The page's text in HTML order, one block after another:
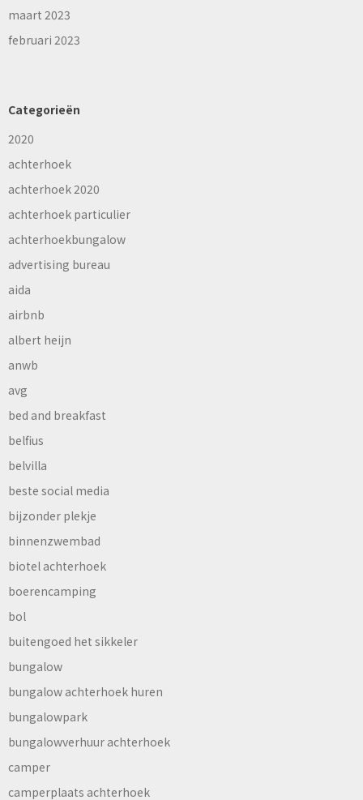
maart 2023
februari 2023
Categorieën
2020
achterhoek
achterhoek 2020
achterhoek particulier
achterhoekbungalow
advertising bureau
aida
airbnb
albert heijn
anwb
avg
bed and breakfast
belfius
belvilla
beste social media
bijzonder plekje
binnenzwembad
biotel achterhoek
boerencamping
bol
buitengoed het sikkeler
bungalow
bungalow achterhoek huren
bungalowpark
bungalowverhuur achterhoek
camper
camperplaats achterhoek